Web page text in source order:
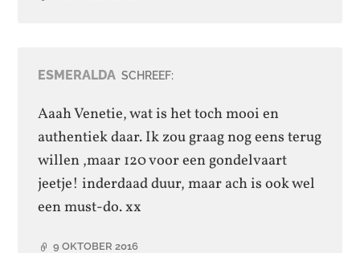
ESMERALDA SCHREEF:
Aaah Venetie, wat is het toch mooi en
authentiek daar. Ik zou graag nog eens terug
willen ,maar 120 voor een gondelvaart
jeetje! inderdaad duur, maar ach is ook wel
een must-do. xx
9 OKTOBER 2016